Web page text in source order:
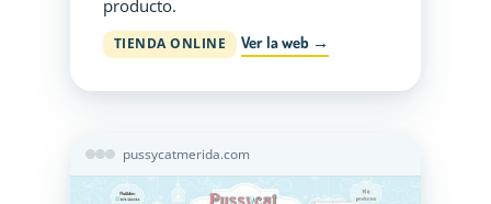
producto.
TIENDA ONLINE Ver la web →
pussycatmerida.com